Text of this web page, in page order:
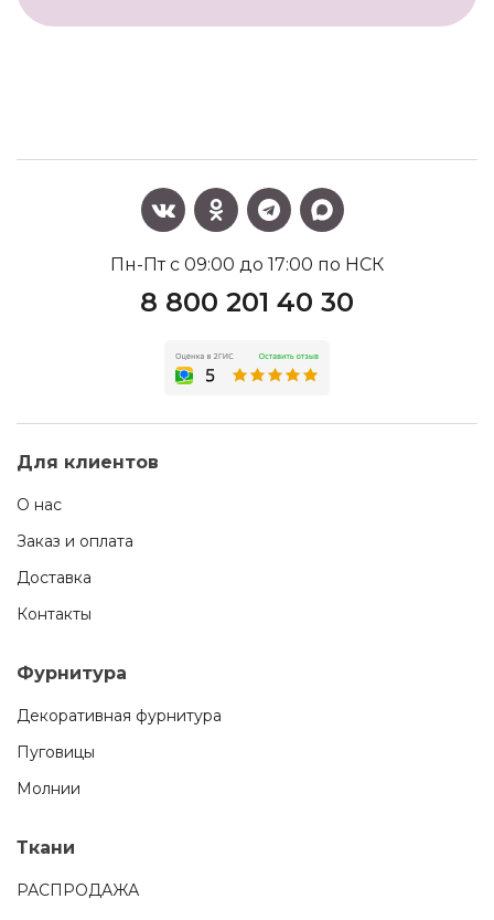
Пн-Пт с 09:00 до 17:00 по НСК
8 800 201 40 30
Для клиентов
О нас
Заказ и оплата
Доставка
Контакты
Фурнитура
Декоративная фурнитура
Пуговицы
Молнии
Ткани
РАСПРОДАЖА